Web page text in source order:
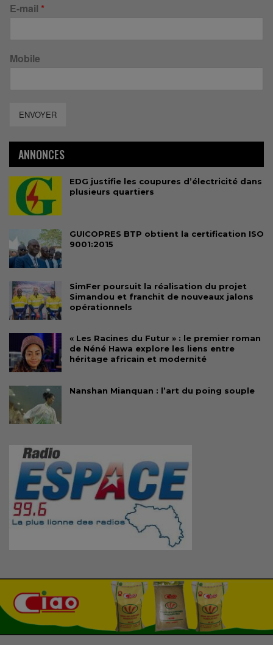
E-mail *
Mobile
ENVOYER
ANNONCES
EDG justifie les coupures d’électricité dans
plusieurs quartiers
GUICOPRES BTP obtient la certification ISO
9001:2015
SimFer poursuit la réalisation du projet
Simandou et franchit de nouveaux jalons
opérationnels
« Les Racines du Futur » : le premier roman
de Néné Hawa explore les liens entre
héritage africain et modernité
Nanshan Mianquan : l’art du poing souple